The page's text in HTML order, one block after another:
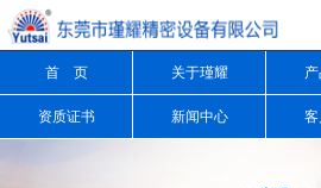
首 页 关于瑾耀
资质证书 新闻中心
信息搜索